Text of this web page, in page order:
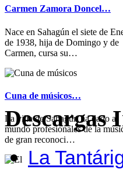
Carmen Zamora Doncel…
Nace en Sahagún el siete de
de 1938, hija de Domingo y de
Carmen, cursa su…
Cuna de músicos…
La villa de Sahagún ha dado al
mundo profesionales de la
de gran reconoci…
Descargas
La